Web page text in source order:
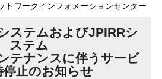
トワークインフォメーションセンター
ステムおよびJPIRRシ
ステム
テナンスに伴うサービ
停止のお知らせ